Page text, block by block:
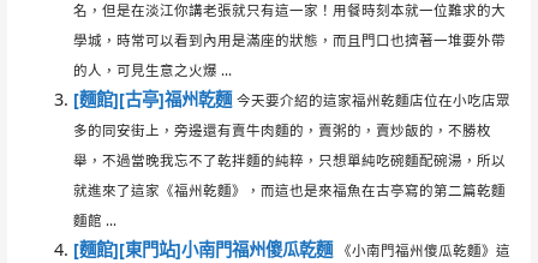
名，但是在淡江你講老張就只有這一家！用餐時刻本就一位難求的大
學城，時常可以看到內用是滿座的狀態，而且門口也擠著一堆要外帶
的人，可見生意之火爆 ...
[麵館][古亭]福州乾麵 今天要介紹的這家福州乾麵店位在小吃店眾
多的同安街上，旁邊還有賣牛肉麵的，賣粥的，賣炒飯的，不勝枚
舉，不過當晚我忘不了乾拌麵的純粹，只想單純吃碗麵配碗湯，所以
就進來了這家《福州乾麵》，而這也是來福魚在古亭寫的第二篇乾麵
麵館 ...
[麵館][東門站]小南門福州傻瓜乾麵
《小南門福州傻瓜乾麵》這